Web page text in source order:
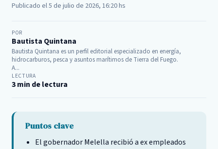
Publicado el 5 de julio de 2026, 16:20 hs
POR
Bautista Quintana
Bautista Quintana es un perfil editorial especializado en energía,
hidrocarburos, pesca y asuntos marítimos de Tierra del Fuego.
A...
LECTURA
3 min de lectura
Puntos clave
El gobernador Melella recibió a ex empleados